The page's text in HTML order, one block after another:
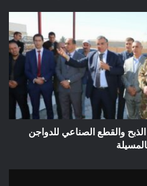
والقطع الصناعي للدواجن